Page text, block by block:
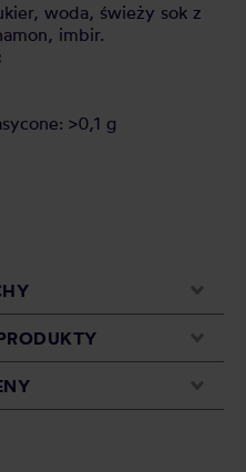
woda, świeży sok z
imbir.
>0,1 g